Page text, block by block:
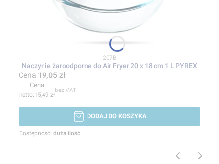
Kod produktu
207B
Naczynie żaroodporne do Air Fryer 20 x 18 cm 1 L PYREX
Cena 19,05 zł
Cena
15,49 zł
bez VAT
DODAJ DO KOSZYKA
Dostępność: duża ilość